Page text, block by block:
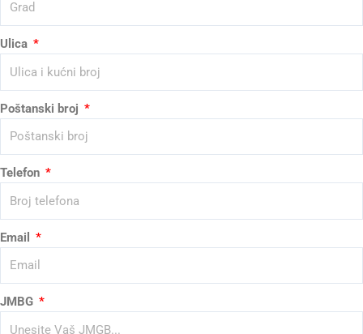
Ulica
Poštanski broj
Telefon
Email
JMBG